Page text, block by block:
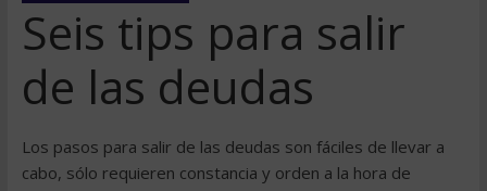
Seis tips para salir
de las deudas
Los pasos para salir de las deudas son fáciles de llevar a
cabo, sólo requieren constancia y orden a la hora de